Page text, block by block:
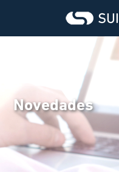
Novedades